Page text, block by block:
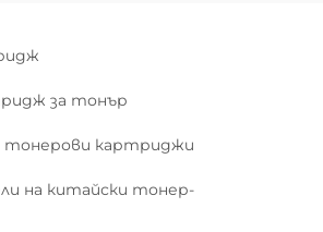
за тонър
тонерови картриджи
на китайски тонер-